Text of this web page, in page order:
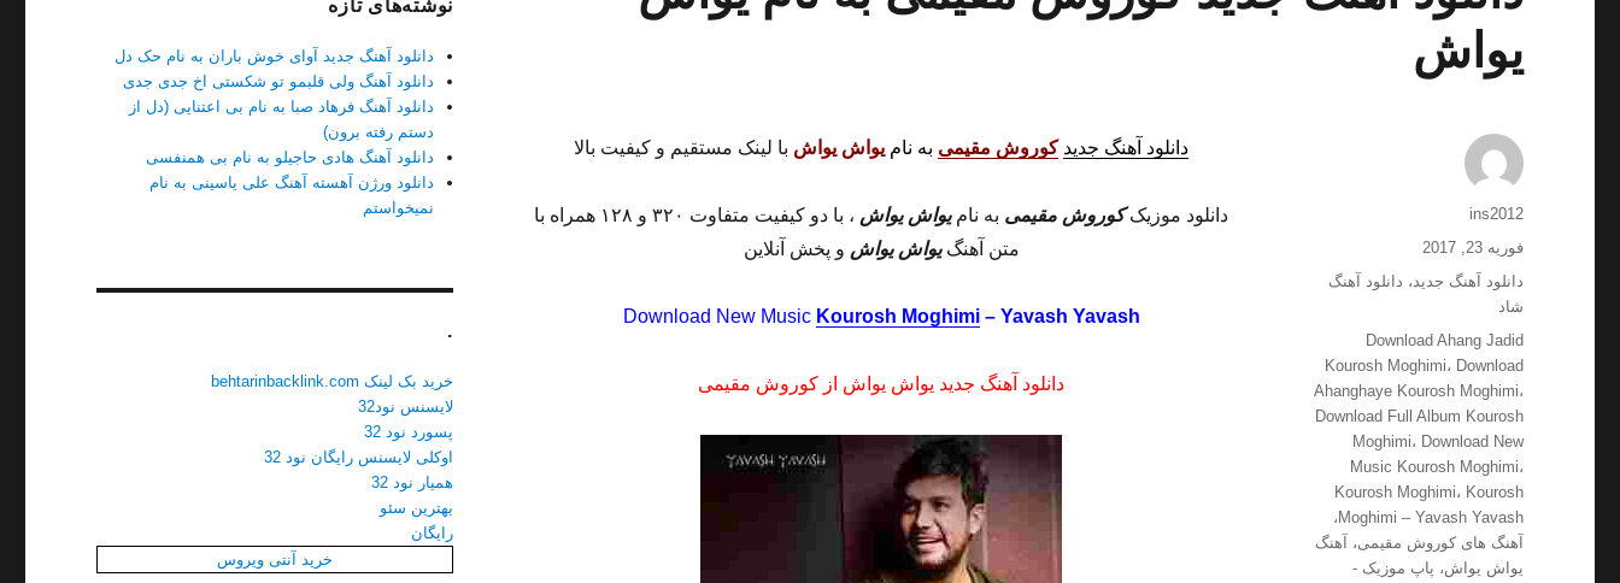
یواش
دانلود آهنگ جدید کوروش مقیمی به نام یواش یواش با لینک مستقیم و کیفیت بالا
دانلود موزیککوروش مقیمی به نامیواش یواش
، با دو کیفیت متفاوت ۳۲۰ و ۱۲۸ همراه با
متن آهنگیواش یواش و پخش آنلاین
Download New Music Kourosh Moghimi– Yavash Yavash
دانلود آهنگ جدید یواش یواش از کوروش مقیمی
نویسنده
ins2012
ارسال
شده
فوریه 23, 2017
دسته‌ها
دانلود آهنگ جدید، دانلود آهنگ
شاد
برچسب‌ها
Download Ahang Jadid
Kourosh Moghimi، Download
Ahanghaye Kourosh Moghimi،
Download Full Album Kourosh
Moghimi، Download New
Music Kourosh Moghimi،
Kourosh Moghimi، Kourosh
Moghimi – Yavash Yavash ،
آهنگ های کوروش مقیمی،
آهنگ
یواش یواش، پاپ موزیک -
نوشته‌های تازه
دانلود آهنگ جدید آوای خوش باران به نام حک دل
دانلود آهنگ ولی قلبمو تو شکستی اخ جدی جدی
دانلود آهنگ فرهاد صبا به نام بی اعتنایی (دل از
دستم رفته برون)
دانلود آهنگ هادی حاجیلو به نام بی همنفسی
دانلود ورژن آهسته آهنگ علی یاسینی به نام
نمیخواستم
.
خرید بک لینک behtarinbacklink.com
لایسنس نود32
پسورد نود 32
اوکلی لایسنس رایگان نود 32
همیار نود 32
بهترین سئو
رایگان
خرید آنتی ویروس